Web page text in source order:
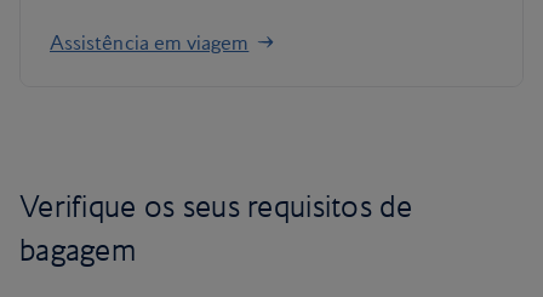
Assistência em viagem
Verifique os seus requisitos de
bagagem